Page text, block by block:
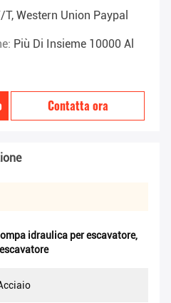
T, Western Union Paypal
Più Di Insieme 10000 Al
Contatta ora
idraulica per escavatore,